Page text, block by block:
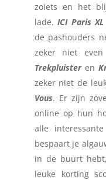
zoiets en het
lade.ICI Paris XL
de pashouders
zeker niet
Trekpluister en
zeker niet de
Vous. Er zijn
online op hun
alle
bespaart je
in de buurt
leuke korting